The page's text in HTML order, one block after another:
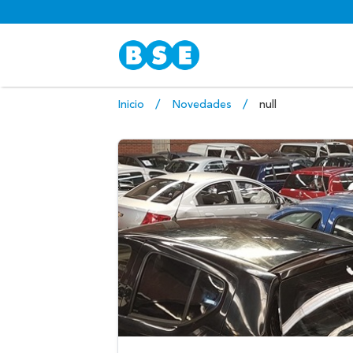
Inicio Novedades null